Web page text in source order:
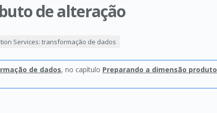
de alteração
Services: transformação de dados
de dados, no capítulo Preparando a dimensão produto